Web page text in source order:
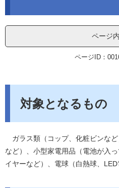
ページ
ページID：
対象となるもの
ガラス類（コップ、化粧ビンな
など）、小型家電用品（電池が入
イヤーなど）、電球（白熱球、